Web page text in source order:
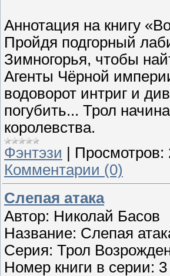
Аннотация на книгу
Пройдя подгорный
Зимногорья, чтобы
Агенты Чёрной
водоворот интриг и
погубить... Трол
королевства.
Фэнтэзи
Просмотров:
Комментарии (0)
Слепая атака
Автор: Николай Басов
Название: Слепая
Серия: Трол
Номер книги в серии: 3